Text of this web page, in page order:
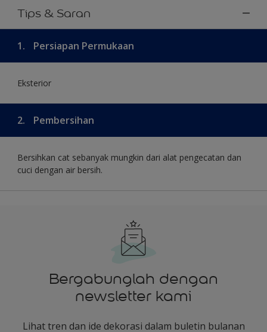
Tips & Saran
1. Persiapan Permukaan
Eksterior
2. Pembersihan
Bersihkan cat sebanyak mungkin dari alat pengecatan dan
cuci dengan air bersih.
Bergabunglah dengan
newsletter kami
Lihat tren dan ide dekorasi dalam buletin bulanan